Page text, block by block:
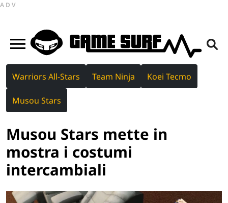
ADV
Warriors All-Stars Team Ninja Koei Tecmo
Musou Stars
Musou Stars mette in
mostra i costumi
intercambiali